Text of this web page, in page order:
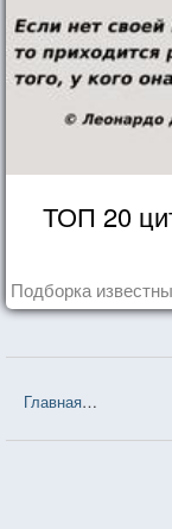
ТОП 20
Подборка
Главная